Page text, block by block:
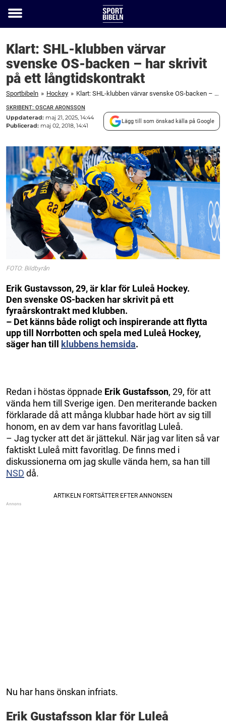
Toggle
Klart: SHL-klubben värvar
svenske OS-backen – har skrivit
på ett långtidskontrakt
Sportbibeln » Hockey » Klart: SHL-klubben värvar svenske OS-backen – har skrivit på ett långtidskontrakt
SKRIBENT: OSCAR ARONSSON
Uppdaterad: maj 21, 2025, 14:44
Publicerad: maj 02, 2018, 14:41
Lägg till som önskad källa på Google
FOTO: Bildbyrån
Erik Gustavsson, 29, är klar för Luleå Hockey.
Den svenske OS-backen har skrivit på ett
fyraårskontrakt med klubben.
– Det känns både roligt och inspirerande att flytta
upp till Norrbotten och spela med Luleå Hockey,
säger han till
klubbens hemsida.
Redan i höstas öppnade Erik Gustafsson, 29, för att
vända hem till Sverige igen. Den meriterande backen
förklarade då att många klubbar hade hört av sig till
honom, en av dem var hans favoritlag Luleå.
– Jag tycker att det är jättekul. När jag var liten så var
faktiskt Luleå mitt favoritlag. De finns med i
diskussionerna om jag skulle vända hem, sa han till
NSD då.
Nu har hans önskan infriats.
Erik Gustafsson klar för Luleå